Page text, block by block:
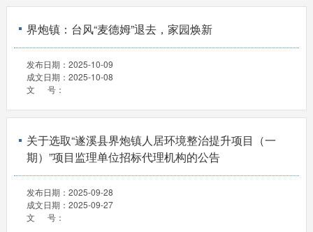
界炮镇：台风“麦德姆”退去，家园焕新
发布日期： 2025-10-09
成文日期： 2025-10-08
文 号：
关于选取“遂溪县界炮镇人居环境整治提升项目（一
期）”项目监理单位招标代理机构的公告
发布日期： 2025-09-28
成文日期： 2025-09-27
文 号：